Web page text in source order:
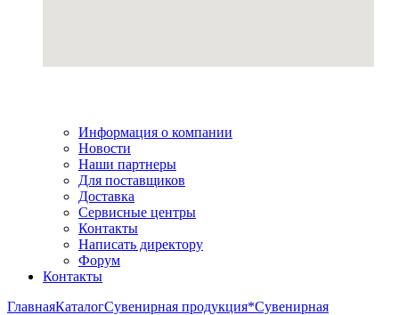
Информация о компании
Новости
Наши партнеры
Для поставщиков
Доставка
Сервисные центры
Контакты
Написать директору
Форум
Контакты
ГлавнаяКаталогСувенирная продукция*Сувенирная